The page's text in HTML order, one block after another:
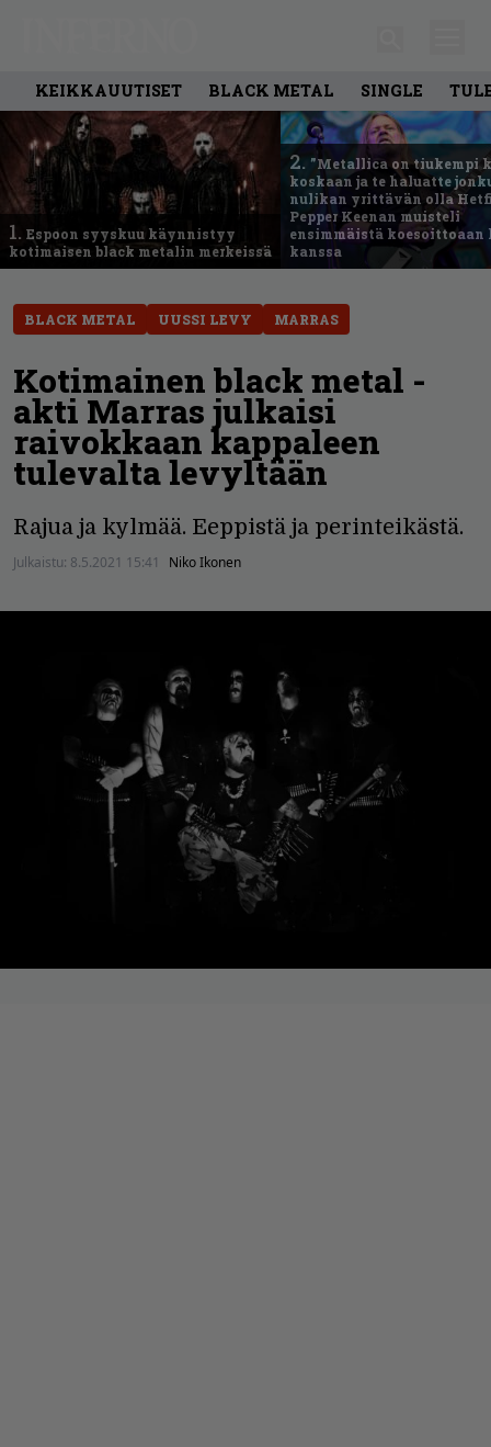
KEIKKAUUTISET BLACK METAL SINGLE
1. Espoon syyskuu käynnistyy
kotimaisen black metalin merkeissä
2. ”Metallica on tiukempi
koskaan ja te haluatte
nulikan yrittävän olla
Pepper Keenan muisteli
ensimmäistä
kanssa
BLACK METAL UUSSI LEVY MARRAS
Kotimainen black metal -
akti Marras julkaisi
raivokkaan kappaleen
tulevalta levyltään
Rajua ja kylmää. Eeppistä ja perinteikästä.
Julkaistu: 8.5.2021 15:41 Niko Ikonen